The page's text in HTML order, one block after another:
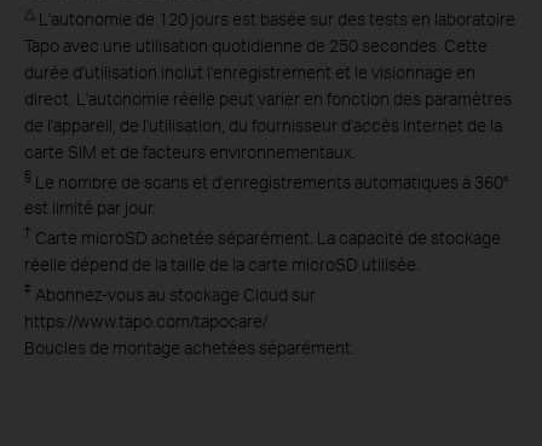
△ L'autonomie de 120 jours est basée sur des tests en laboratoire
Tapo avec une utilisation quotidienne de 250 secondes. Cette
durée d'utilisation inclut l'enregistrement et le visionnage en
direct. L'autonomie réelle peut varier en fonction des paramètres
de l'appareil, de l'utilisation, du fournisseur d'accès Internet de la
carte SIM et de facteurs environnementaux.
§ Le nombre de scans et d'enregistrements automatiques à 360°
est limité par jour.
† Carte microSD achetée séparément. La capacité de stockage
réelle dépend de la taille de la carte microSD utilisée.
‡ Abonnez-vous au stockage Cloud sur
https://www.tapo.com/tapocare/
Boucles de montage achetées séparément.